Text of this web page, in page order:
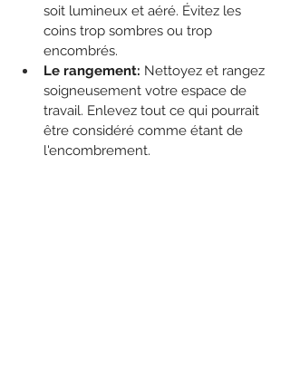
soit lumineux et aéré. Évitez les
coins trop sombres ou trop
encombrés.
Le rangement: Nettoyez et rangez
soigneusement votre espace de
travail. Enlevez tout ce qui pourrait
être considéré comme étant de
l'encombrement.